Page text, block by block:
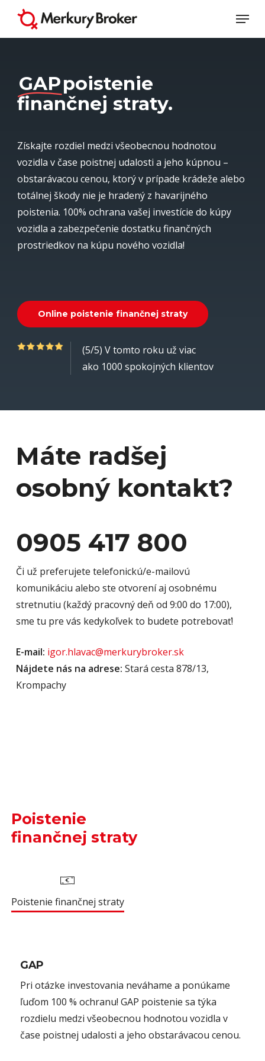
main
Menu
GAPpoistenie
finančnej straty.
Získajte rozdiel medzi všeobecnou hodnotou
vozidla v čase poistnej udalosti a jeho kúpnou –
obstarávacou cenou, ktorý v prípade krádeže alebo
totálnej škody nie je hradený z havarijného
poistenia. 100% ochrana vašej investície do kúpy
vozidla a zabezpečenie dostatku finančných
prostriedkov na kúpu nového vozidla!
Online poistenie finančnej straty
(5/5) V tomto roku už viac
ako 1000 spokojných klientov
Máte radšej
osobný kontakt?
0905 417 800
Či už preferujete telefonickú/e-mailovú
komunikáciu alebo ste otvorení aj osobnému
stretnutiu (každý pracovný deň od 9:00 do 17:00),
sme tu pre vás kedykoľvek to budete potrebovať!
E-mail: igor.hlavac@merkurybroker.sk
Nájdete nás na adrese: Stará cesta 878/13,
Krompachy
Poistenie
finančnej straty
Poistenie finančnej straty
GAP
Pri otázke investovania neváhame a ponúkame
ľuďom 100 % ochranu! GAP poistenie sa týka
rozdielu medzi všeobecnou hodnotou vozidla v
čase poistnej udalosti a jeho obstarávacou cenou.
Close